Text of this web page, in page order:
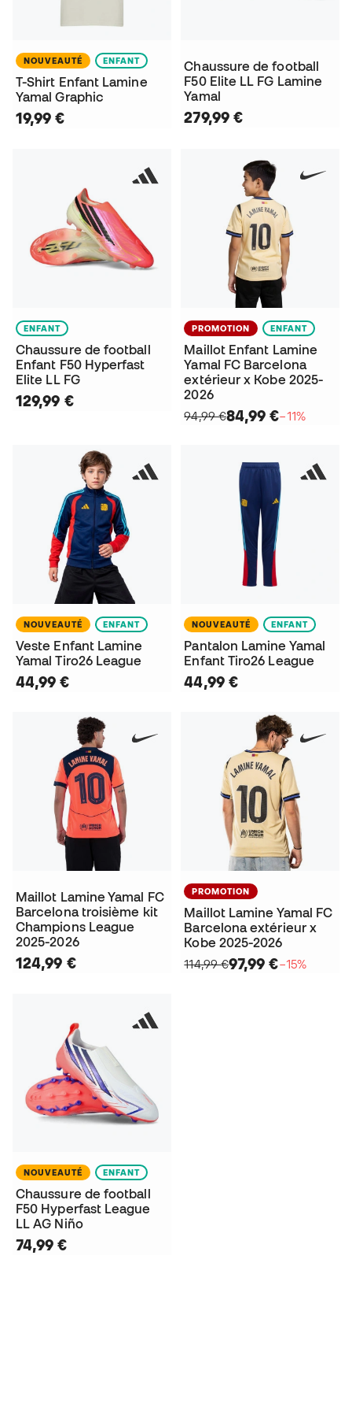
NOUVEAUTÉ ENFANT
T-Shirt Enfant Lamine
Yamal Graphic
19,99 €
Chaussure de football
F50 Elite LL FG Lamine
Yamal
279,99 €
ENFANT
Chaussure de football
Enfant F50 Hyperfast
Elite LL FG
129,99 €
PROMOTION ENFANT
Maillot Enfant Lamine
Yamal FC Barcelona
extérieur x Kobe 2025-
2026
94,99 €84,99 €−11%
NOUVEAUTÉ ENFANT
Veste Enfant Lamine
Yamal Tiro26 League
44,99 €
NOUVEAUTÉ ENFANT
Pantalon Lamine Yamal
Enfant Tiro26 League
44,99 €
Maillot Lamine Yamal FC
Barcelona troisième kit
Champions League
2025-2026
124,99 €
PROMOTION
Maillot Lamine Yamal FC
Barcelona extérieur x
Kobe 2025-2026
114,99 €97,99 €−15%
NOUVEAUTÉ ENFANT
Chaussure de football
F50 Hyperfast League
LL AG Niño
74,99 €